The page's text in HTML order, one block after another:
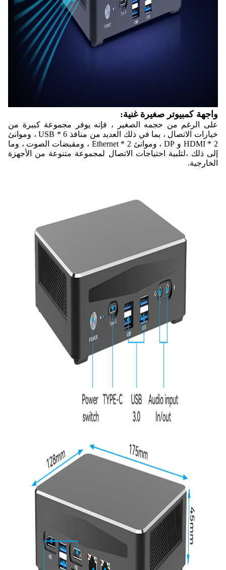
واجهة كمبيوتر صغيرة غنية:
على الرغم من حجمه الصغير ، فإنه يوفر مجموعة كبيرة من
خيارات الاتصال ، بما في ذلك العديد من منافذ 6 * USB ، وموانئ
2 * HDMI و DP ، وموانئ 2 * Ethernet ، ومقبضات الصوت ، وما
إلى ذلك ،لتلبية احتياجات الاتصال لمجموعة متنوعة من الأجهزة
الخارجية.